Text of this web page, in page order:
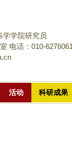
页
主
要
学学院研究员
电话：010-
活动 科研成果